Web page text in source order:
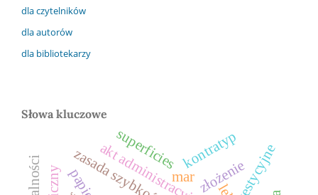
dla czytelników
dla autorów
dla bibliotekarzy
Słowa kluczowe
akt administracyjny
mar
zasada szybkości
superficies
złożenie
kontratyp